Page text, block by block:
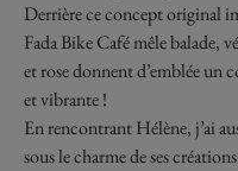
Derrière ce concept original
Fada Bike Café mêle balade,
et rose donnent d’emblée un
et vibrante !
En rencontrant Hélène, j’ai
sous le charme de ses